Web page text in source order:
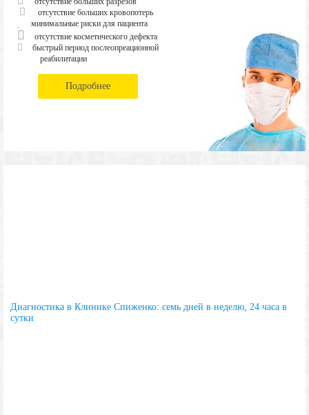
отсутствие больших кровопотерь
минимальные риски для пациента
отсутствие косметического дефекта
быстрый период послеопреационной
реабилитации
Подробнее
Диагностика в Клинике Спиженко: семь дней в неделю, 24 часа в
сутки